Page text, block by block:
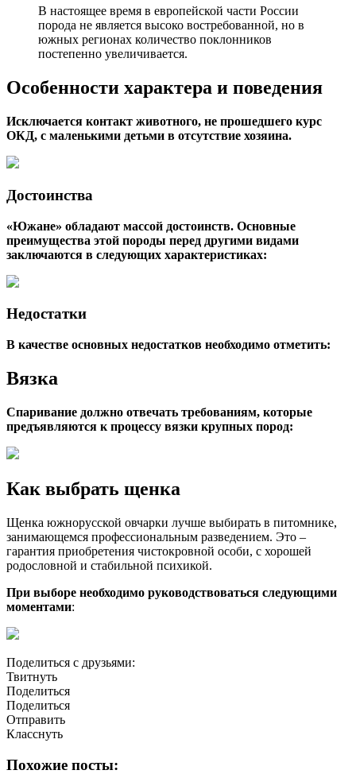
В настоящее время в европейской части России
порода не является высоко востребованной, но в
южных регионах количество поклонников
постепенно увеличивается.
Особенности характера и поведения
Исключается контакт животного, не прошедшего курс
ОКД, с маленькими детьми в отсутствие хозяина.
Достоинства
«Южане» обладают массой достоинств. Основные
преимущества этой породы перед другими видами
заключаются в следующих характеристиках:
Недостатки
В качестве основных недостатков необходимо отметить:
Вязка
Спаривание должно отвечать требованиям, которые
предъявляются к процессу вязки крупных пород:
Как выбрать щенка
Щенка южнорусской овчарки лучше выбирать в питомнике,
занимающемся профессиональным разведением. Это –
гарантия приобретения чистокровной особи, с хорошей
родословной и стабильной психикой.
При выборе необходимо руководствоваться следующими
моментами:
Поделиться с друзьями:
Твитнуть
Поделиться
Поделиться
Отправить
Класснуть
Похожие посты: